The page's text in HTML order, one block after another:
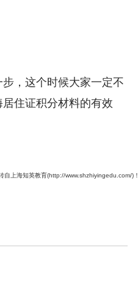
步，这个时候大家一定不
住证积分材料的有效
自上海知英教育(http://www.shzhiyingedu.com/)！